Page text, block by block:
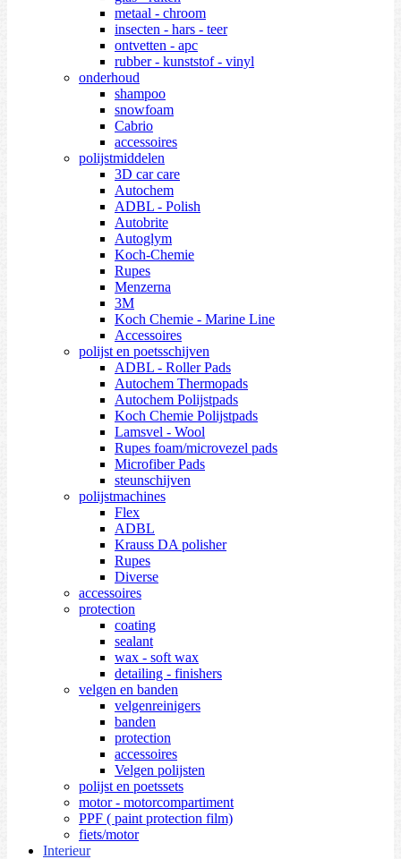
metaal - chroom
insecten - hars - teer
ontvetten - apc
rubber - kunststof - vinyl
onderhoud
shampoo
snowfoam
Cabrio
accessoires
polijstmiddelen
3D car care
Autochem
ADBL - Polish
Autobrite
Autoglym
Koch-Chemie
Rupes
Menzerna
3M
Koch Chemie - Marine Line
Accessoires
polijst en poetsschijven
ADBL - Roller Pads
Autochem Thermopads
Autochem Polijstpads
Koch Chemie Polijstpads
Lamsvel - Wool
Rupes foam/microvezel pads
Microfiber Pads
steunschijven
polijstmachines
Flex
ADBL
Krauss DA polisher
Rupes
Diverse
accessoires
protection
coating
sealant
wax - soft wax
detailing - finishers
velgen en banden
velgenreinigers
banden
protection
accessoires
Velgen polijsten
polijst en poetssets
motor - motorcompartiment
PPF ( paint protection film)
fiets/motor
Interieur